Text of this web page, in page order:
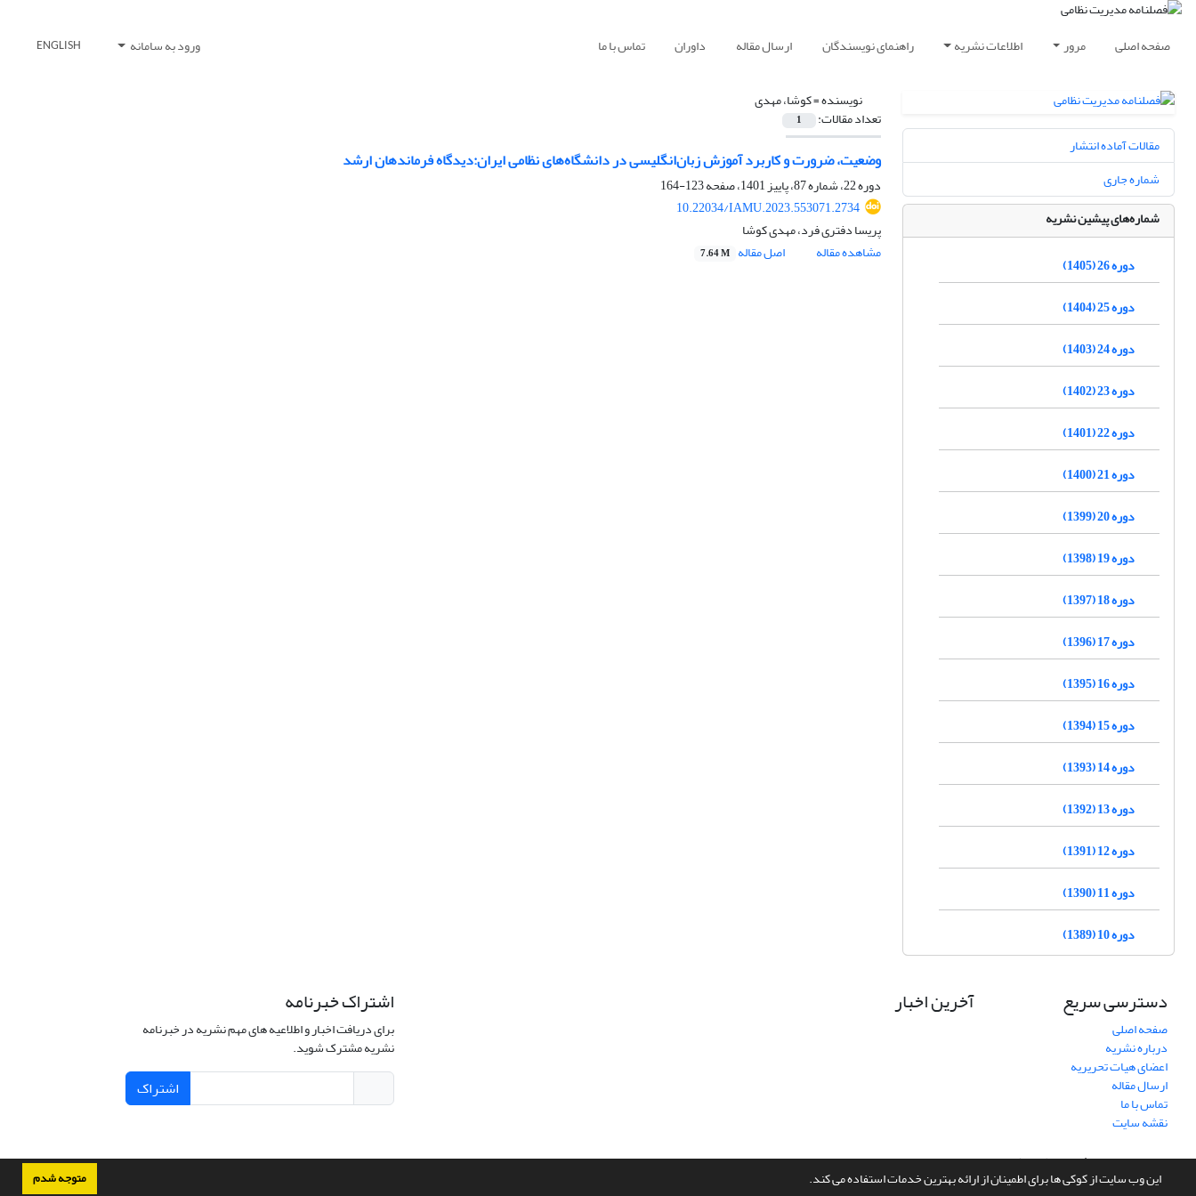
این وب سایت از کوکی ها برای اطمینان از ارائه بهترین خدمات استفاده می کند. متوجه شدم
صفحه اصلی مرور اطلاعات نشریه راهنمای نویسندگان ارسال مقاله داوران تماس با ما ورود به سامانه ENGLISH
نویسنده =کوشا، مهدی
تعداد مقالات: 1
وضعیت، ضرورت و کاربرد آموزش زبان‌انگلیسی در دانشگاه‌های نظامی ایران:دیدگاه‌‌ فرماندهان ارشد
دوره 22، شماره 87، پاییز 1401، صفحه
123-164
10.22034/IAMU.2023.553071.2734
پریسا دفتری فرد، مهدی کوشا
مشاهده مقاله
اصل مقاله 7.64 M
مقالات آماده انتشار
شماره جاری
شماره‌های پیشین نشریه
دوره 26 (1405)
دوره 25 (1404)
دوره 24 (1403)
دوره 23 (1402)
دوره 22 (1401)
دوره 21 (1400)
دوره 20 (1399)
دوره 19 (1398)
دوره 18 (1397)
دوره 17 (1396)
دوره 16 (1395)
دوره 15 (1394)
دوره 14 (1393)
دوره 13 (1392)
دوره 12 (1391)
دوره 11 (1390)
دوره 10 (1389)
دسترسی سریع
صفحه اصلی
درباره نشریه
اعضای هیات تحریریه
ارسال مقاله
تماس با ما
نقشه سایت
آخرین اخبار اشتراک خبرنامه
برای دریافت اخبار و اطلاعیه های مهم نشریه در خبرنامه
نشریه مشترک شوید.
اشتراک
سامانه مدیریت نشریات علمی.طراحی و پیاده سازی ازسیناوب